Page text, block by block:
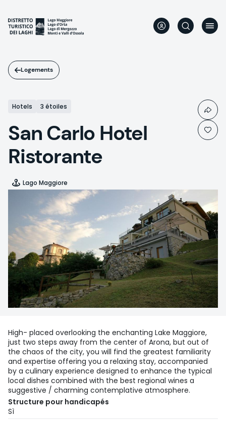
contenu
principal
Logements
Hotels 3 étoiles
San Carlo Hotel
Ristorante
Lago Maggiore
High- placed overlooking the enchanting Lake Maggiore,
just two steps away from the center of Arona, but out of
the chaos of the city, you will find the greatest familiarity
and expertise offering you a relaxing stay, accompanied
by a culinary experience designed to enhance the typical
local dishes combined with the best regional wines a
suggestive / charming contemplative atmosphere.
Structure pour handicapés
Sì